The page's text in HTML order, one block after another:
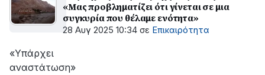
«Μας προβληματίζει ότι γίνεται σε μια
συγκυρία που θέλαμε ενότητα»
28 Αυγ 2025 10:34 σε Επικαιρότητα
«Υπάρχει
αναστάτωση»